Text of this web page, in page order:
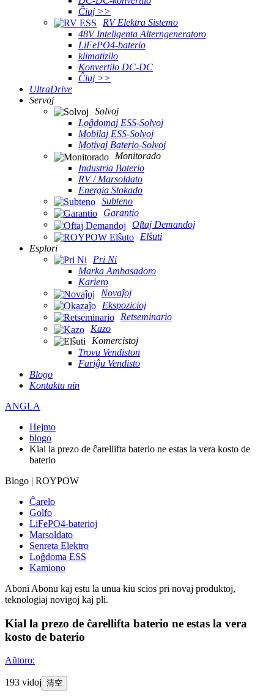
Ĉiuj >>
RV Elektra Sistemo
48V Inteligenta Alterngeneratoro
LiFePO4-baterio
klimatizilo
Konvertilo DC-DC
Ĉiuj >>
UltraDrive
Servoj
Solvoj
Loĝdomaj ESS-Solvoj
Mobilaj ESS-Solvoj
Motivaj Baterio-Solvoj
Monitorado
Industria Baterio
RV / Marsoldato
Energia Stokado
Subteno
Garantio
Oftaj Demandoj
Elŝuti
Esplori
Pri Ni
Marka Ambasadoro
Kariero
Novaĵoj
Ekspozicioj
Retseminario
Kazo
Komercistoj
Trovu Vendiston
Fariĝu Vendisto
Blogo
Kontaktu nin
ANGLA
Hejmo
blogo
Kial la prezo de ĉarellifta baterio ne estas la vera kosto de
baterio
Blogo | ROYPOW
Ĉarelo
Golfo
LiFePO4-baterioj
Marsoldato
Senreta Elektro
Loĝdoma ESS
Kamiono
Aboni Abonu kaj estu la unua kiu scios pri novaj produktoj,
teknologiaj novigoj kaj pli.
Kial la prezo de ĉarellifta baterio ne estas la vera
kosto de baterio
Aŭtoro:
193 vidoj 清空